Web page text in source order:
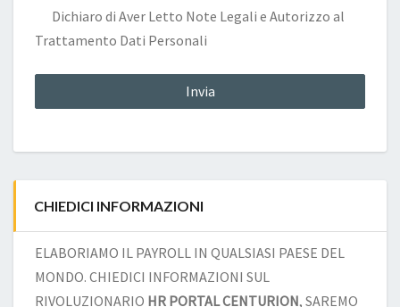
Dichiaro di Aver Letto Note Legali e Autorizzo al
Trattamento Dati Personali
CHIEDICI INFORMAZIONI
ELABORIAMO IL PAYROLL IN QUALSIASI PAESE DEL
MONDO. CHIEDICI INFORMAZIONI SUL
RIVOLUZIONARIO HR PORTAL CENTURION, SAREMO